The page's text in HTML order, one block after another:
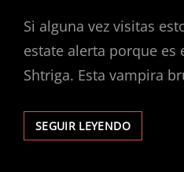
Si alguna vez visitas
estate alerta porque es
Shtriga. Esta vampira
SEGUIR LEYENDOSHTRIGA